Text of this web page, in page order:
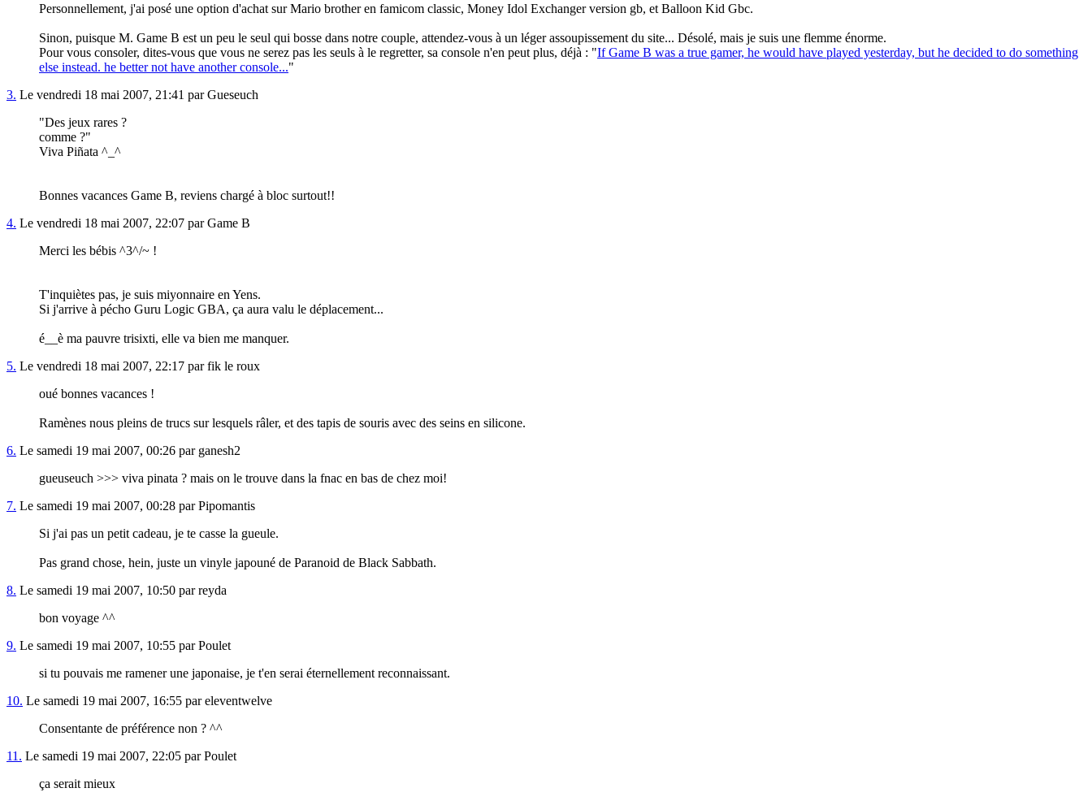
Personnellement, j'ai posé une option d'achat sur Mario brother en famicom classic, Money Idol Exchanger version gb, et Balloon Kid Gbc.
Sinon, puisque M. Game B est un peu le seul qui bosse dans notre couple, attendez-vous à un léger assoupissement du site... Désolé, mais je suis une flemme énorme.
Pour vous consoler, dites-vous que vous ne serez pas les seuls à le regretter, sa console n'en peut plus, déjà : "If Game B was a true gamer, he would have played yesterday, but he decided to do something
else instead. he better not have another console..."
3. Le vendredi 18 mai 2007, 21:41 par Gueseuch
"Des jeux rares ?
comme ?"
Viva Piñata ^_^
Bonnes vacances Game B, reviens chargé à bloc surtout!!
4. Le vendredi 18 mai 2007, 22:07 par Game B
Merci les bébis ^3^/~ !
T'inquiètes pas, je suis miyonnaire en Yens.
Si j'arrive à pécho Guru Logic GBA, ça aura valu le déplacement...
é__è ma pauvre trisixti, elle va bien me manquer.
5. Le vendredi 18 mai 2007, 22:17 par fik le roux
oué bonnes vacances !
Ramènes nous pleins de trucs sur lesquels râler, et des tapis de souris avec des seins en silicone.
6. Le samedi 19 mai 2007, 00:26 par ganesh2
gueuseuch >>> viva pinata ? mais on le trouve dans la fnac en bas de chez moi!
7. Le samedi 19 mai 2007, 00:28 par Pipomantis
Si j'ai pas un petit cadeau, je te casse la gueule.
Pas grand chose, hein, juste un vinyle japouné de Paranoid de Black Sabbath.
8. Le samedi 19 mai 2007, 10:50 par reyda
bon voyage ^^
9. Le samedi 19 mai 2007, 10:55 par Poulet
si tu pouvais me ramener une japonaise, je t'en serai éternellement reconnaissant.
10. Le samedi 19 mai 2007, 16:55 par eleventwelve
Consentante de préférence non ? ^^
11. Le samedi 19 mai 2007, 22:05 par Poulet
ça serait mieux